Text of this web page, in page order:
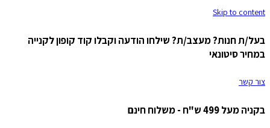
Skip to content
בעל/ת חנות? מעצב/ת? שילחו הודעה וקבלו קוד קופון לקנייה
במחיר סיטונאי
צור קשר
בקניה מעל 499 ש"ח - משלוח חינם